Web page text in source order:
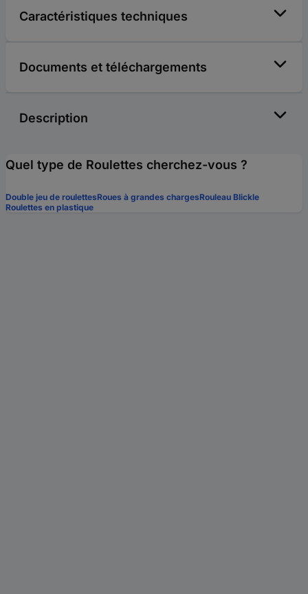
Caractéristiques techniques
Documents et téléchargements
Description
Quel type de Roulettes cherchez-vous ?
Double jeu de roulettesRoues à grandes chargesRouleau Blickle
Roulettes en plastique